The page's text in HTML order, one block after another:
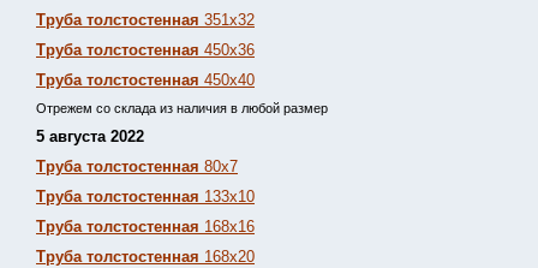
Труба толстостенная 351х32
Труба толстостенная 450х36
Труба толстостенная 450х40
Отрежем со склада из наличия в любой размер
5 августа 2022
Труба толстостенная 80х7
Труба толстостенная 133х10
Труба толстостенная 168х16
Труба толстостенная 168х20